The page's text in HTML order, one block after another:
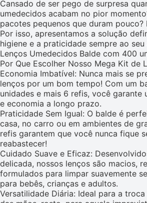
Cansado de ser pego de surpresa
umedecidos acabam no pior
pacotes pequenos que duram pouco?
Por isso, apresentamos a solução
higiene e a praticidade sempre ao
Lenços Umedecidos Balde com 400
Por Que Escolher Nosso Mega Kit de
Economia Imbatível: Nunca mais se
lenços por um bom tempo! Com um
unidades e mais 6 refis, você garante
e economia a longo prazo.
Praticidade Sem Igual: O balde é
casa, no carro ou em ambientes de
refis garantem que você nunca fique
reabastecer!
Cuidado Suave e Eficaz:
delicada, nossos lenços são macios,
formulados para limpar suavemente
para bebês, crianças e adultos.
Versatilidade Diária: Ideal para a